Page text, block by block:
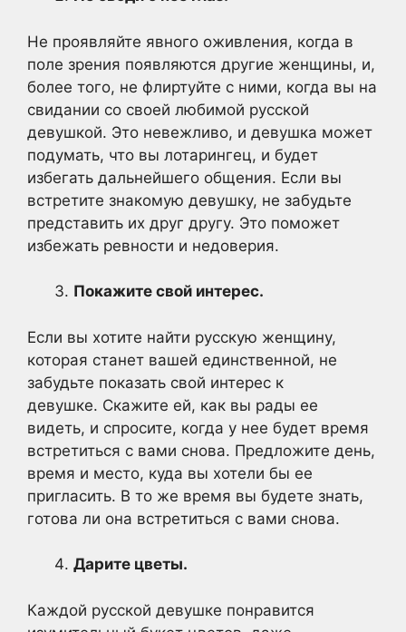
Не проявляйте явного оживления, когда в
поле зрения появляются другие женщины, и,
более того, не флиртуйте с ними, когда вы на
свидании со своей любимой русской
девушкой. Это невежливо, и девушка может
подумать, что вы лотарингец, и будет
избегать дальнейшего общения. Если вы
встретите знакомую девушку, не забудьте
представить их друг другу. Это поможет
избежать ревности и недоверия.
Покажите свой интерес.
Если вы хотите найти русскую женщину,
которая станет вашей единственной, не
забудьте показать свой интерес к
девушке. Скажите ей, как вы рады ее
видеть, и спросите, когда у нее будет время
встретиться с вами снова. Предложите день,
время и место, куда вы хотели бы ее
пригласить. В то же время вы будете знать,
готова ли она встретиться с вами снова.
Дарите цветы.
Каждой русской девушке понравится